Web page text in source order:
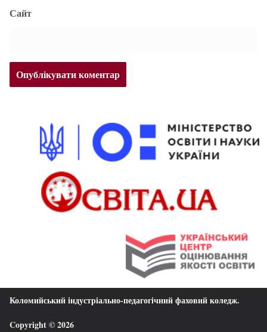
Сайт
Коломийський індустріально-педагогічний фаховий коледж.
Copyright © 2026